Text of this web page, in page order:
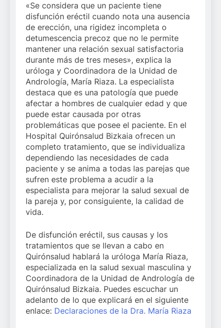
«Se considera que un paciente tiene
disfunción eréctil cuando nota una ausencia
de erección, una rigidez incompleta o
detumescencia precoz que no le permite
mantener una relación sexual satisfactoria
durante más de tres meses», explica la
uróloga y Coordinadora de la Unidad de
Andrología, María Riaza. La especialista
destaca que es una patología que puede
afectar a hombres de cualquier edad y que
puede estar causada por otras
problemáticas que posee el paciente. En el
Hospital Quirónsalud Bizkaia ofrecen un
completo tratamiento, que se individualiza
dependiendo las necesidades de cada
paciente y se anima a todas las parejas que
sufren este problema a acudir a la
especialista para mejorar la salud sexual de
la pareja y, por consiguiente, la calidad de
vida.
De disfunción eréctil, sus causas y los
tratamientos que se llevan a cabo en
Quirónsalud hablará la uróloga María Riaza,
especializada en la salud sexual masculina y
Coordinadora de la Unidad de Andrología de
Quirónsalud Bizkaia. Puedes escuchar un
adelanto de lo que explicará en el siguiente
enlace: Declaraciones de la Dra. María Riaza